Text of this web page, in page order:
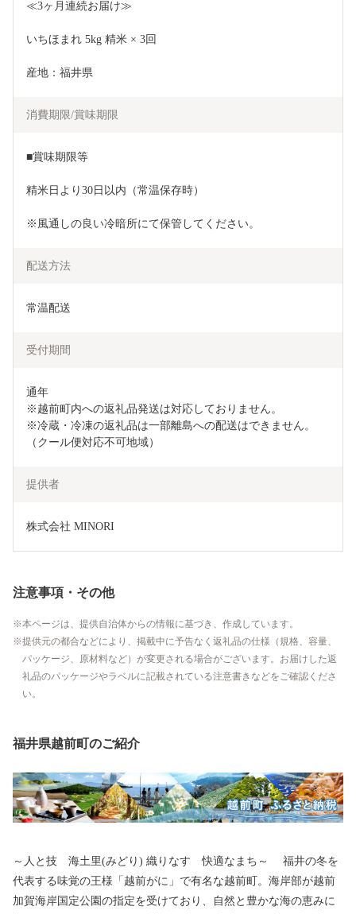
≪3ヶ月連続お届け≫
いちほまれ 5kg 精米 × 3回
産地：福井県
消費期限/賞味期限
■賞味期限等
精米日より30日以内（常温保存時）
※風通しの良い冷暗所にて保管してください。
配送方法
常温配送
受付期間
通年
※越前町内への返礼品発送は対応しておりません。
※冷蔵・冷凍の返礼品は一部離島への配送はできません。
（クール便対応不可地域）
提供者
株式会社 MINORI
注意事項・その他
本ページは、提供自治体からの情報に基づき、作成しています。
提供元の都合などにより、掲載中に予告なく返礼品の仕様（規格、容量、
パッケージ、原材料など）が変更される場合がございます。お届けした返
礼品のパッケージやラベルに記載されている注意書きなどをご確認くださ
い。
福井県越前町のご紹介
～人と技 海土里(みどり) 織りなす 快適なまち～ 福井の冬を
代表する味覚の王様「越前がに」で有名な越前町。海岸部が越前
加賀海岸国定公園の指定を受けており、自然と豊かな海の恵みに